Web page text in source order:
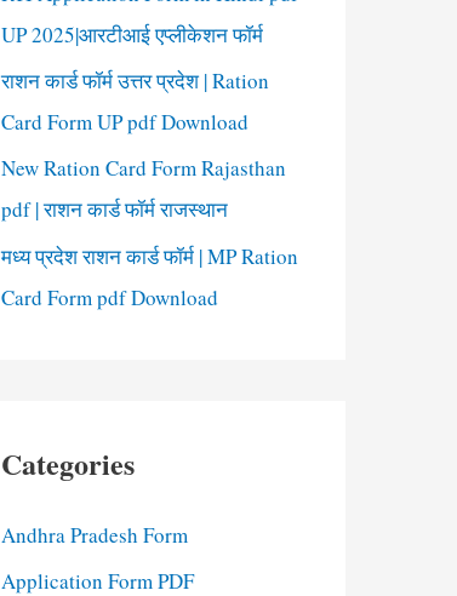
UP 2025|आरटीआई एप्लीकेशन फॉर्म
राशन कार्ड फॉर्म उत्तर प्रदेश | Ration
Card Form UP pdf Download
New Ration Card Form Rajasthan
pdf | राशन कार्ड फॉर्म राजस्थान
मध्य प्रदेश राशन कार्ड फॉर्म | MP Ration
Card Form pdf Download
Categories
Andhra Pradesh Form
Application Form PDF